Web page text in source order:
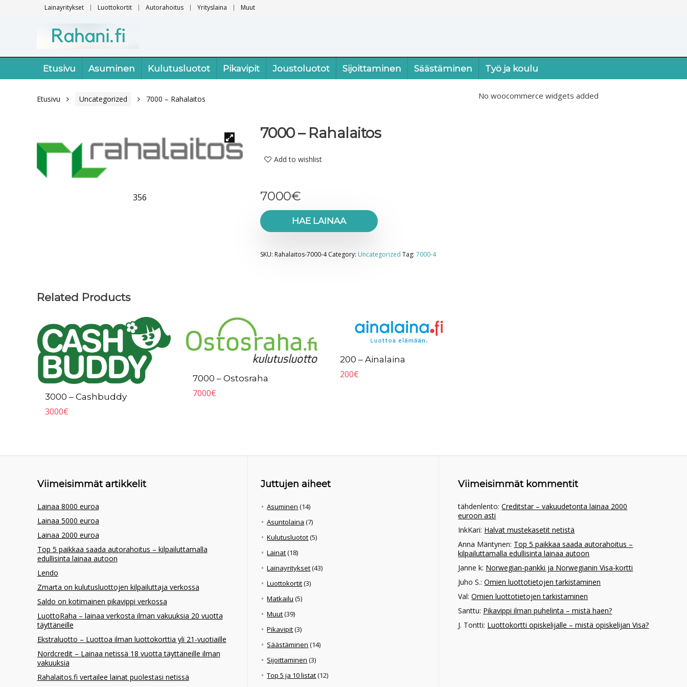
Lainayritykset Luottokortit Autorahoitus Yrityslaina Muut
Etusivu Asuminen Kulutusluotot Pikavipit Joustoluotot Sijoittaminen Säästäminen Työ ja koulu
Etusivu Uncategorized 7000 – Rahalaitos
356
7000 – Rahalaitos
Add to wishlist
7000€
HAE LAINAA
SKU: Rahalaitos-7000-4 Category: Uncategorized Tag: 7000-4
Related Products
3000 – Cashbuddy
3000€
7000 – Ostosraha
7000€
200 – Ainalaina
200€
No woocommerce widgets added
Viimeisimmät artikkelit
Lainaa 8000 euroa
Lainaa 5000 euroa
Lainaa 2000 euroa
Top 5 paikkaa saada autorahoitus – kilpailuttamalla
edullisinta lainaa autoon
Lendo
Zmarta on kulutusluottojen kilpailuttaja verkossa
Saldo on kotimainen pikavippi verkossa
LuottoRaha – lainaa verkosta ilman vakuuksia 20 vuotta
täyttäneille
Ekstraluotto – Luottoa ilman luottokorttia yli 21-vuotiaille
Nordcredit – Lainaa netissä 18 vuotta täyttäneille ilman
vakuuksia
Rahalaitos.fi vertailee lainat puolestasi netissä
Juttujen aiheet
Asuminen (14)
Asuntolaina (7)
Kulutusluotot(5)
Lainat(18)
Lainayritykset(43)
Luottokortit(3)
Matkailu (5)
Muut(39)
Pikavipit(3)
Säästäminen (14)
Sijoittaminen (3)
Top 5 ja 10 listat(12)
Viimeisimmät kommentit
tähdenlento:Creditstar – vakuudetonta lainaa 2000
euroon asti
InkKari: Halvat mustekasetit netistä
Anna Mäntynen: Top 5 paikkaa saada autorahoitus –
kilpailuttamalla edullisinta lainaa autoon
Janne k: Norwegian-pankki ja Norwegianin Visa-kortti
Juho S.:Omien luottotietojen tarkistaminen
Val:Omien luottotietojen tarkistaminen
Santtu: Pikavippi ilman puhelinta – mistä haen?
J. Tontti: Luottokortti opiskelijalle – mistä opiskelijan Visa?